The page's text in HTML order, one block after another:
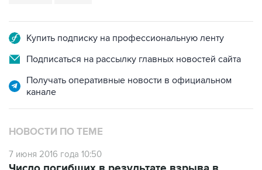
Купить подписку на профессиональную ленту
Подписаться на рассылку главных новостей сайта
Получать оперативные новости в официальном
канале
НОВОСТИ ПО ТЕМЕ
7 июня 2016 года 10:50